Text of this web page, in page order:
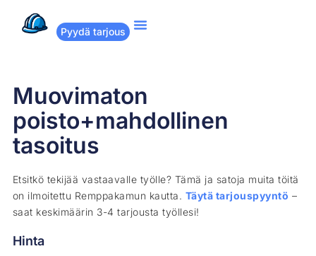
Pyydä tarjous
Muovimaton
poisto+mahdollinen
tasoitus
Etsitkö tekijää vastaavalle työlle? Tämä ja satoja muita töitä
on ilmoitettu Remppakamun kautta. Täytä tarjouspyyntö –
saat keskimäärin 3-4 tarjousta työllesi!
Hinta